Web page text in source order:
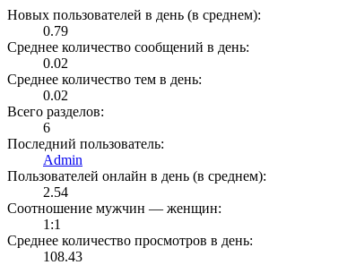
Новых пользователей в день (в среднем):
0.79
Среднее количество сообщений в день:
0.02
Среднее количество тем в день:
0.02
Всего разделов:
6
Последний пользователь:
Admin
Пользователей онлайн в день (в среднем):
2.54
Соотношение мужчин — женщин:
1:1
Среднее количество просмотров в день:
108.43